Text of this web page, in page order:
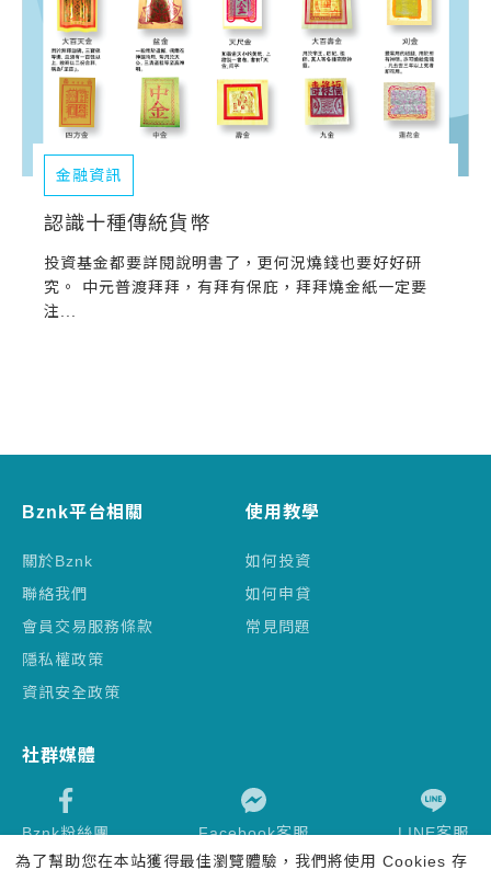
金融資訊
認識十種傳統貨幣
投資基金都要詳閱說明書了，更何況燒錢也要好好研
究。 中元普渡拜拜，有拜有保庇，拜拜燒金紙一定要
注...
Bznk平台相關
關於Bznk
聯絡我們
會員交易服務條款
隱私權政策
資訊安全政策
使用教學
如何投資
如何申貸
常見問題
社群媒體
Bznk粉絲團 Facebook客服
LINE客服
為了幫助您在本站獲得最佳瀏覽體驗，我們將使用 Cookies 存